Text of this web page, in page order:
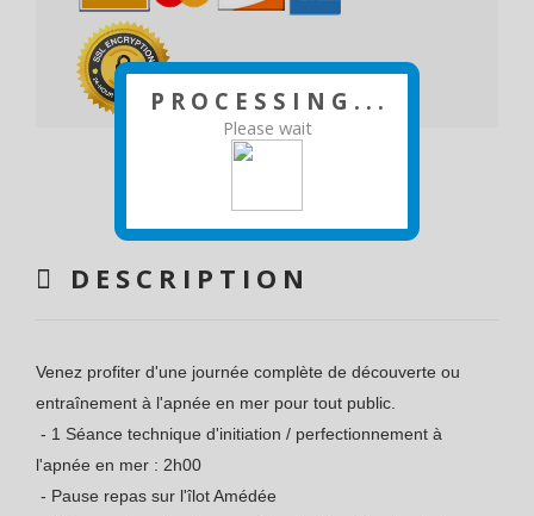
P R O C E S S I N G . . .
Please wait
DESCRIPTION
Venez profiter d'une journée complète de découverte ou
entraînement à l'apnée en mer pour tout public.
- 1 Séance technique d'initiation / perfectionnement à
l'apnée en mer : 2h00
- Pause repas sur l'îlot Amédée